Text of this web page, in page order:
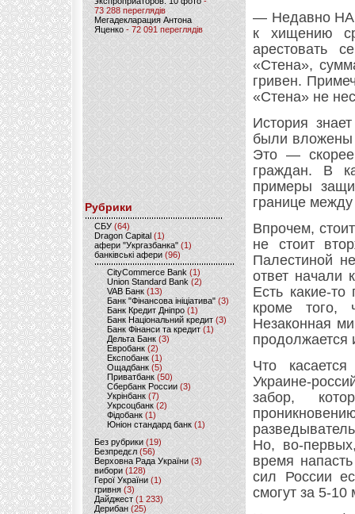
73 288 переглядів
Мегадекларация Антона
Яценко - 72 091 переглядів
Рубрики
CБУ (64)
Dragon Capital (1)
афери "Укргазбанка" (1)
банківські афери (96)
CityCommerce Bank (1)
Union Standard Bank (2)
VAB Банк (13)
Банк "Фінансова ініціатива" (3)
Банк Кредит Дніпро (1)
Банк Національний кредит (3)
Банк Фінанси та кредит (1)
Дельта Банк (3)
Евробанк(2)
Експобанк (1)
Ощадбанк(5)
Приватбанк (50)
Сбербанк России (3)
Укрінбанк(7)
Укрсоцбанк (2)
Фідобанк (1)
Юніон стандард банк(1)
Без рубрики (19)
Безпредєл(56)
Верховна Рада України (3)
вибори(128)
Герої України(1)
гривня (3)
Дайджест (1 233)
Дерибан (25)
— Недавно
к хищению
арестовать
«Стена»,
гривен.
«Стена» не
История
были вложены
Это — скорее
граждан. В
примеры
границе
Впрочем,
не стоит
Палестиной
ответ начали
Есть какие-
кроме того,
Незаконная
продолжается
Что
Украине-
забор,
Но, во-
время
сил России
смогут за 5-10